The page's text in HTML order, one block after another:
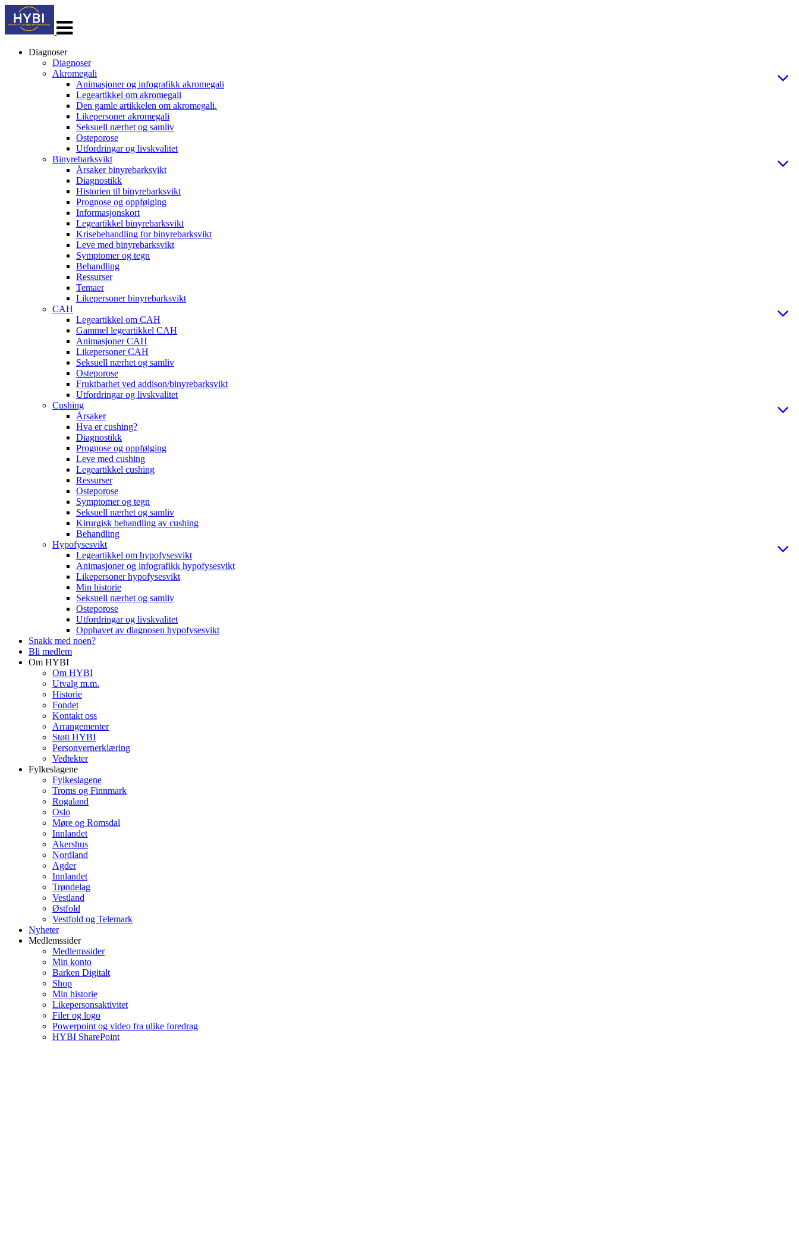
navigasjon
Diagnoser
Diagnoser
Akromegali
Animasjoner og infografikk akromegali
Legeartikkel om akromegali
Den gamle artikkelen om akromegali.
Likepersoner akromegali
Seksuell nærhet og samliv
Osteporose
Utfordringar og livskvalitet
Binyrebarksvikt
Årsaker binyrebarksvikt
Diagnostikk
Historien til binyrebarksvikt
Prognose og oppfølging
Informasjonskort
Legeartikkel binyrebarksvikt
Krisebehandling for binyrebarksvikt
Leve med binyrebarksvikt
Symptomer og tegn
Behandling
Ressurser
Temaer
Likepersoner binyrebarksvikt
CAH
Legeartikkel om CAH
Gammel legeartikkel CAH
Animasjoner CAH
Likepersoner CAH
Seksuell nærhet og samliv
Osteporose
Fruktbarhet ved addison/binyrebarksvikt
Utfordringar og livskvalitet
Cushing
Årsaker
Hva er cushing?
Diagnostikk
Prognose og oppfølging
Leve med cushing
Legeartikkel cushing
Ressurser
Osteporose
Symptomer og tegn
Seksuell nærhet og samliv
Kirurgisk behandling av cushing
Behandling
Hypofysesvikt
Legeartikkel om hypofysesvikt
Animasjoner og infografikk hypofysesvikt
Likepersoner hypofysesvikt
Min historie
Seksuell nærhet og samliv
Osteporose
Utfordringar og livskvalitet
Opphavet av diagnosen hypofysesvikt
Snakk med noen?
Bli medlem
Om HYBI
Om HYBI
Utvalg m.m.
Historie
Fondet
Kontakt oss
Arrangementer
Støtt HYBI
Personvernerklæring
Vedtekter
Fylkeslagene
Fylkeslagene
Troms og Finnmark
Rogaland
Oslo
Møre og Romsdal
Innlandet
Akershus
Nordland
Agder
Innlandet
Trøndelag
Vestland
Østfold
Vestfold og Telemark
Nyheter
Medlemssider
Medlemssider
Min konto
Barken Digitalt
Shop
Min historie
Likepersonsaktivitet
Filer og logo
Powerpoint og video fra ulike foredrag
HYBI SharePoint